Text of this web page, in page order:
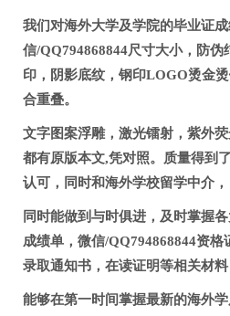
我们对海外大学及学院的毕业证
信/QQ794868844尺寸大小，防伪
印，阴影底纹，钢印LOGO烫金
合重叠。
文字图案浮雕，激光镭射，紫外荧
都有原版本文,凭对照。质量得到
认可，同时和海外学校留学中介，
同时能做到与时俱进，及时掌握
成绩单，微信/QQ794868844资格
录取通知书，在读证明等相关材料
能够在第一时间掌握最新的海外